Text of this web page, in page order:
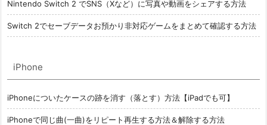
Nintendo Switch 2 でSNS（Xなど）に写真や動画をシェアする方法
Switch 2でセーブデータお預かり非対応ゲームをまとめて確認する方法
iPhone
iPhoneについたケースの跡を消す（落とす）方法【iPadでも可】
iPhoneで同じ曲(一曲)をリピート再生する方法＆解除する方法